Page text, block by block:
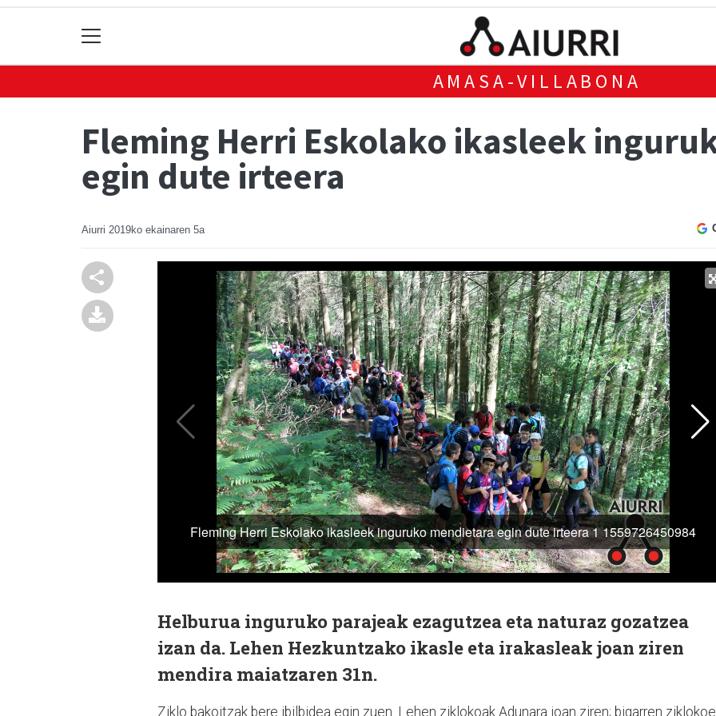
AMASA-VILLABONA
Fleming Herri Eskolako ikasleek
egin dute irteera
Aiurri 2019ko ekainaren 5a
Helburua inguruko parajeak ezagutzea eta naturaz gozatzea
izan da. Lehen Hezkuntzako ikasle eta irakasleak joan ziren
mendira maiatzaren 31n.
Ziklo bakoitzak bere ibilbidea egin zuen. Lehen ziklokoak Adunara joan ziren; bigarren